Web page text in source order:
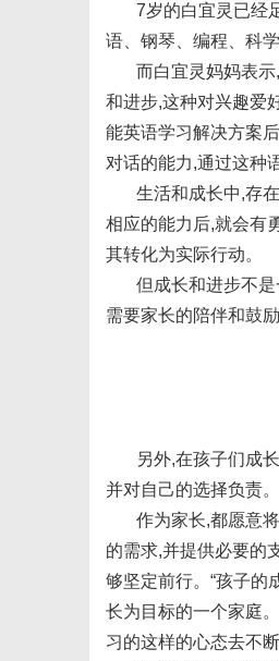
7岁的白宜灵已经
语、钢琴、编程、科
而白宜灵妈妈表
和进步,这种对兴趣爱
能英语学习解决方案
对话的能力,通过这种
生活和成长中,存
相应的能力后,就会有
其转化为实际行动。
但成长和进步不
需要家长的陪伴和鼓
另外,在孩子们成
并对自己的选择负责
作为家长,都愿意
的需求,并提供必要的
够坚定前行。“孩子的
长为目标的一个家庭
习的这样的心态去不